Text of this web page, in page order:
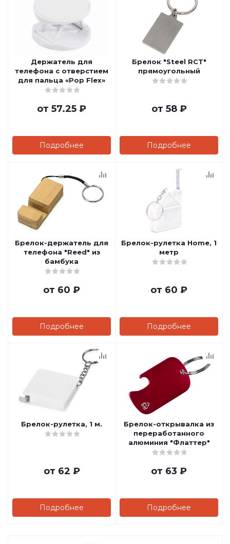
Держатель для
телефона с отверстием
для пальца «Pop Flex»
от 57.25 ₽
Подробнее
Брелок "Steel RCT"
прямоугольный
от 58 ₽
Подробнее
Брелок-держатель для
телефона "Reed" из
бамбука
от 60 ₽
Подробнее
Брелок-рулетка Home, 1
метр
от 60 ₽
Подробнее
Брелок-рулетка, 1 м.
от 62 ₽
Подробнее
Брелок-открывалка из
переработанного
алюминия "Флаттер"
от 63 ₽
Подробнее